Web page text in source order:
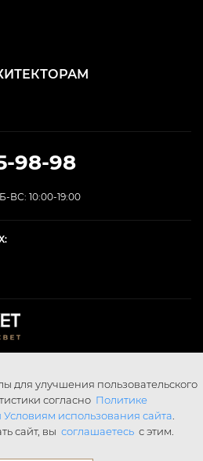
98-98
ВС: 10:00-19:00
для улучшения пользовательского
согласно Политике
использования сайта
сайт, вы соглашаетесь с этим.